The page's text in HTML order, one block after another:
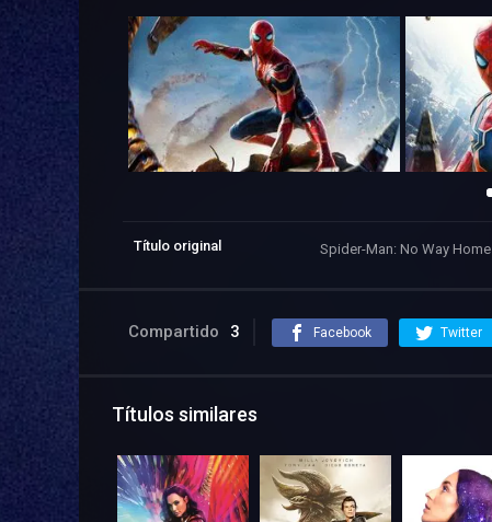
Título original Spider-Man: No Way Home
Compartido 3 Facebook Twitter
Títulos similares